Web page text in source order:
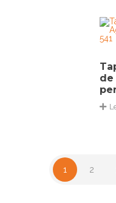
de
1 2